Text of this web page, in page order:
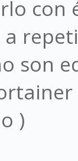
con
a
son
)